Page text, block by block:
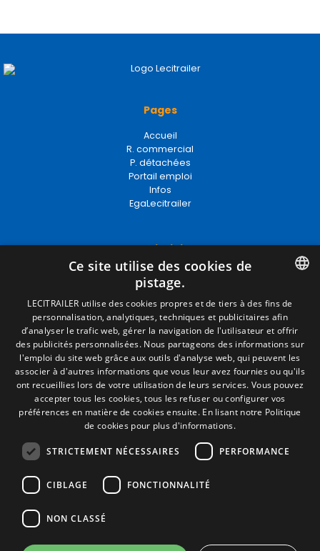
Pages
Accueil
R. commercial
P. détachées
Portail emploi
Infos
EgaLecitrailer
Termes juridiques
Mentions Légales
Politique de Confidentialité
Politique de Cookies
Conditions générales de vente
Gérer les cookies
Contact
Camino de los Huertos, S/N. Apdo 100
50620 - Casetas (Zaragoza) SPAIN
+(34) 976 462 121
SPANISH
ENGLISH
FRENCH
ITALIAN
PORTUGUESE
Ce site utilise des cookies de
pistage.
LECITRAILER utilise des cookies propres et de tiers à des fins de
personnalisation, analytiques, techniques et publicitaires afin
d’analyser le trafic web, gérer la navigation de l'utilisateur et offrir
des publicités personnalisées. Nous partageons des informations sur
l'emploi du site web grâce aux outils d'analyse web, qui peuvent les
associer à d'autres informations que vous leur avez fournies ou qu'ils
ont recueillies lors de votre utilisation de leurs services. Vous pouvez
accepter tous les cookies, tous les refuser ou configurer vos
préférences en matière de cookies ensuite. En lisant notre Politique
de cookies pour plus d'informations.
STRICTEMENT NÉCESSAIRES PERFORMANCE
CIBLAGE FONCTIONNALITÉ
NON CLASSÉ